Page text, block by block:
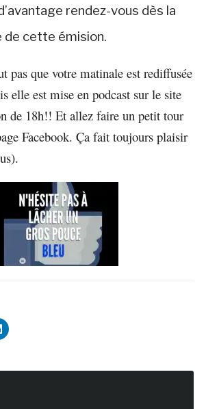
rendez-vous dès la
cette émision.
pas que votre matinale est rediffusée
elle est mise en podcast sur le site
de 18h!! Et allez faire un petit tour
Facebook. Ça fait toujours plaisir